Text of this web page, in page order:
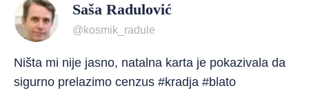
Saša Radulović
@kosmik_radule
Ništa mi nije jasno, natalna karta je pokazivala da
sigurno prelazimo cenzus #kradja #blato